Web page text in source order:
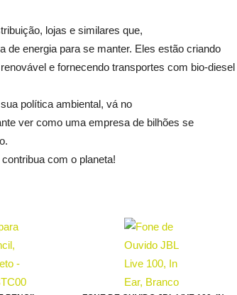
lojas e similares que,
de energia para se manter. Eles estão criando
e fornecendo transportes com bio-diesel
política ambiental, vá no
ver como uma empresa de bilhões se
com o planeta!